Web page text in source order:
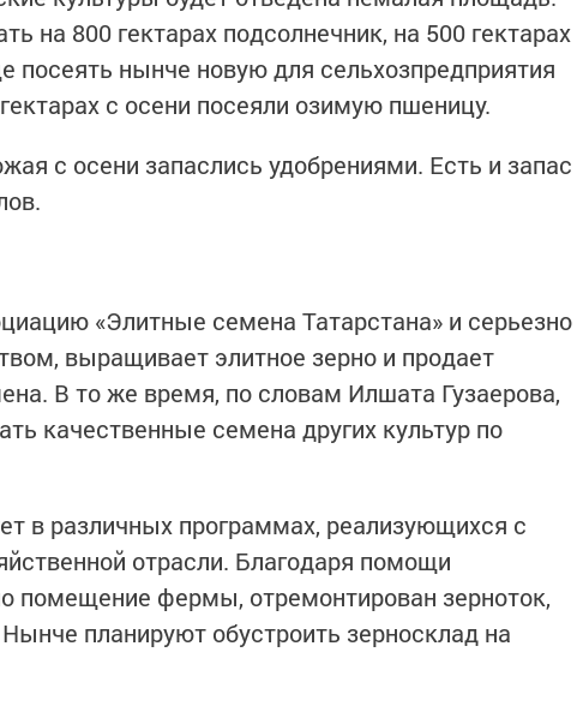
на 800 гектарах подсолнечник, на 500 гектарах
посеять нынче новую для сельхозпредприятия
с осени посеяли озимую пшеницу.
с осени запаслись удобрениями. Есть и запас
«Элитные семена Татарстана» и серьезно
выращивает элитное зерно и продает
В то же время, по словам Илшата Гузаерова,
качественные семена других культур по
в различных программах, реализующихся с
отрасли. Благодаря помощи
помещение фермы, отремонтирован зерноток,
планируют обустроить зерносклад на